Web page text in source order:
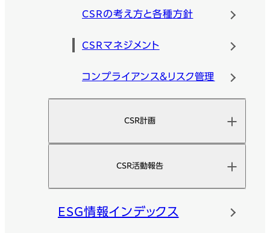
CSRの考え方と各種方針
CSRマネジメント
コンプライアンス＆リスク管理
CSR計画
CSR活動報告
ESG情報インデックス